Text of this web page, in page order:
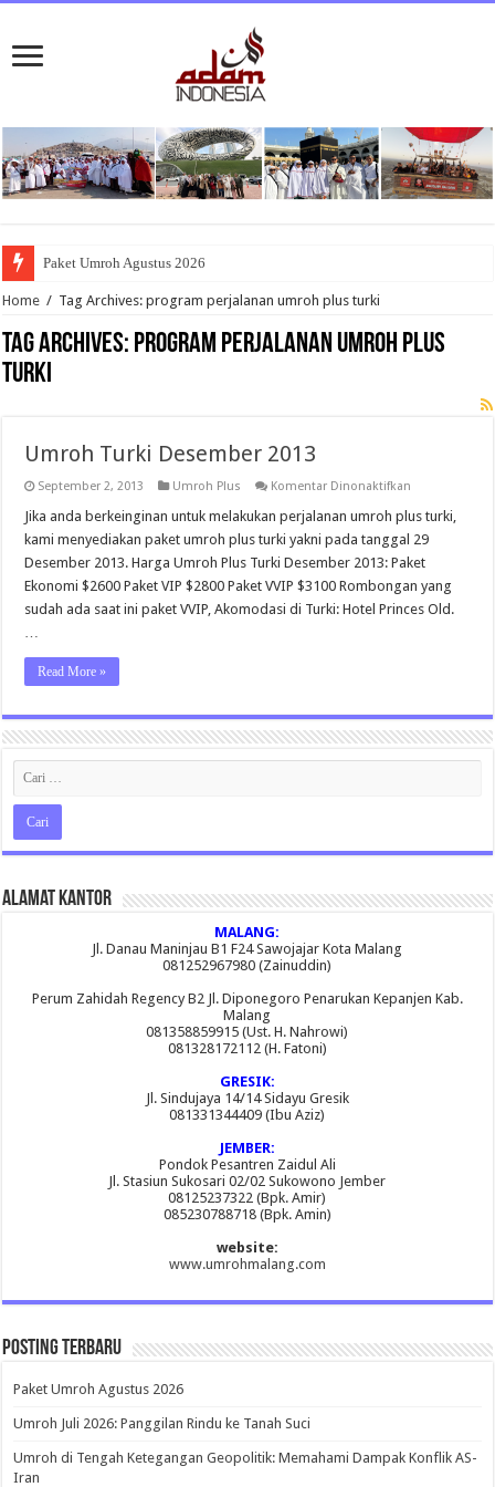
Paket Umroh Agustus 2026
Home / Tag Archives: program perjalanan umroh plus turki
Tag Archives: program perjalanan umroh plus
turki
Umroh Turki Desember 2013
September 2, 2013 Umroh Plus Komentar Dinonaktifkan
Turki
Desember
2013
Jika anda berkeinginan untuk melakukan perjalanan umroh plus turki,
kami menyediakan paket umroh plus turki yakni pada tanggal 29
Desember 2013. Harga Umroh Plus Turki Desember 2013: Paket
Ekonomi $2600 Paket VIP $2800 Paket VVIP $3100 Rombongan yang
sudah ada saat ini paket VVIP, Akomodasi di Turki: Hotel Princes Old.
Read More »
Alamat Kantor
MALANG:
Jl. Danau Maninjau B1 F24 Sawojajar Kota Malang
081252967980 (Zainuddin)
Perum Zahidah Regency B2 Jl. Diponegoro Penarukan Kepanjen Kab.
Malang
081358859915 (Ust. H. Nahrowi)
081328172112 (H. Fatoni)
GRESIK:
Jl. Sindujaya 14/14 Sidayu Gresik
081331344409 (Ibu Aziz)
JEMBER:
Pondok Pesantren Zaidul Ali
Jl. Stasiun Sukosari 02/02 Sukowono Jember
08125237322 (Bpk. Amir)
085230788718 (Bpk. Amin)
website:
www.umrohmalang.com
Posting Terbaru
Paket Umroh Agustus 2026
Umroh Juli 2026: Panggilan Rindu ke Tanah Suci
Umroh di Tengah Ketegangan Geopolitik: Memahami Dampak Konflik AS-
Iran